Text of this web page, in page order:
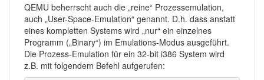
QEMU beherrscht auch die „reine“ Prozessemulation,
auch „User-Space-Emulation“ genannt. D.h. dass anstatt
eines kompletten Systems wird „nur“ ein einzelnes
Programm („Binary“) im Emulations-Modus ausgeführt.
Die Prozess-Emulation für ein 32-bit i386 System wird
z.B. mit folgendem Befehl aufgerufen: